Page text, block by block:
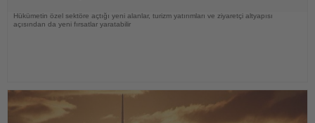
Hükümetin özel sektöre açtığı yeni alanlar, turizm yatırımları ve ziyaretçi altyapısı
açısından da yeni fırsatlar yaratabilir